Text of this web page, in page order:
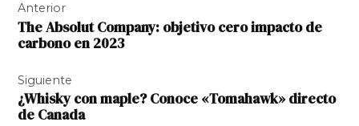
de
entradas
Anterior
The Absolut Company: objetivo cero impacto de
carbono en 2023
Siguiente
¿Whisky con maple? Conoce «Tomahawk» directo
de Canada